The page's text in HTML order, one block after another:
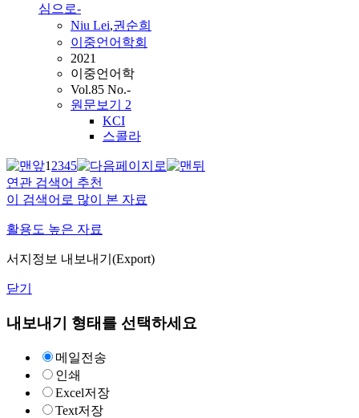
심으로-
Niu Lei,권순희
이중언어학회
2021
이중언어학
Vol.85 No.-
원문보기 2
KCI
스콜라
12345
연관 검색어 추천
이 검색어로 많이 본 자료
활용도 높은 자료
서지정보 내보내기(Export)
닫기
내보내기 형태를 선택하세요
메일전송
인쇄
Excel저장
Text저장